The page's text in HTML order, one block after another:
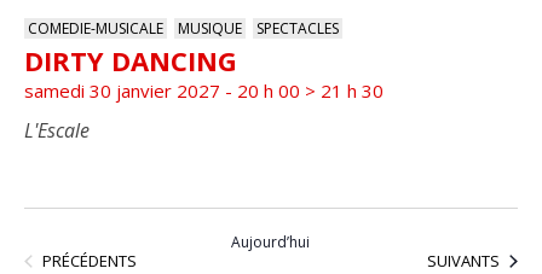
COMEDIE-MUSICALE MUSIQUE SPECTACLES
DIRTY DANCING
samedi 30 janvier 2027 - 20 h 00 > 21 h 30
L'Escale
ÉVÈNEMENTS
PRÉCÉDENTS
Aujourd’hui
ÉVÈNEMENTS
SUIVANTS